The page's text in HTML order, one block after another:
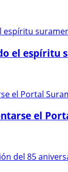
el espíritu
el